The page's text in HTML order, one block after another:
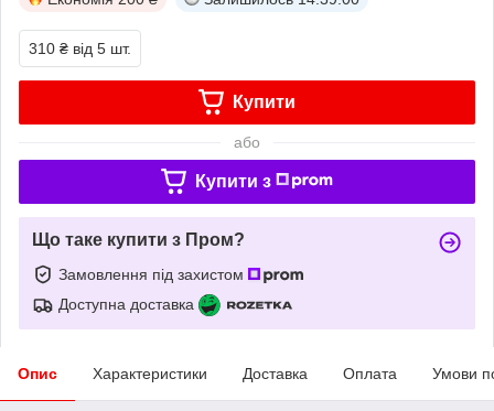
310 ₴ від 5 шт.
Купити
або
Купити з
Що таке купити з Пром?
Замовлення під захистом
Доступна доставка
Опис Характеристики Доставка Оплата Умови